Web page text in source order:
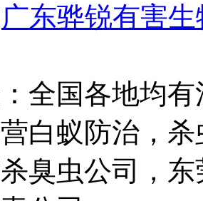
广东骅锐有害
全国各地均
白蚁防治，
臭虫公司，